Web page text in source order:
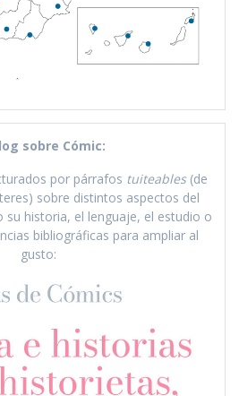
sobre Cómic:
por párrafos tuiteables(de
sobre distintos aspectos del
historia, el lenguaje, el estudio o
bibliográficas para ampliar al
gusto: